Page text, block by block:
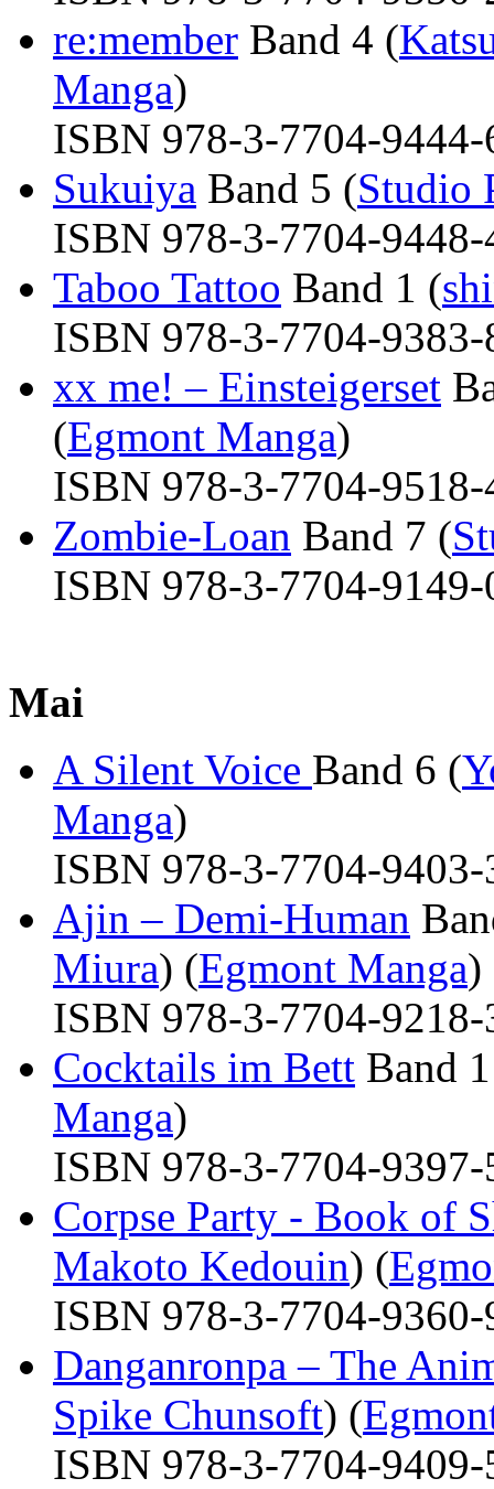
re:member Band 4 (
Manga)
ISBN 978-3-7704-9444-
Sukuiya Band 5 (Studio
ISBN 978-3-7704-9448-
Taboo Tattoo Band 1 (
ISBN 978-3-7704-9383-
xx me! – Einsteigerset
(Egmont Manga)
ISBN 978-3-7704-9518-
Zombie-Loan Band 7 (
ISBN 978-3-7704-9149-
Mai
A Silent Voice Band 6 (
Manga)
ISBN 978-3-7704-9403-
Ajin – Demi-Human
Miura) (Egmont Manga)
ISBN 978-3-7704-9218-
Cocktails im Bett Band
Manga)
ISBN 978-3-7704-9397-
Corpse Party - Book of
Makoto Kedouin) (
ISBN 978-3-7704-9360-
Danganronpa – The
Spike Chunsoft) (
ISBN 978-3-7704-9409-